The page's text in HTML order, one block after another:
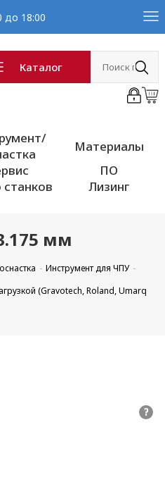
до 18:00
Каталог
Материалы
ПО
Лизинг
мм
Инструмент для ЧПУ
(Gravotech, Roland, Umarq
?